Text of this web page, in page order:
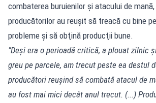
combaterea buruienilor şi atacului de
producătorilor au reuşit să treacă cu bine
probleme şi să obţină producţii bune.
"Deşi era o perioadă critică, a plouat zilnic
greu pe parcele, am trecut peste ea destul
producători reuşind să combată atacul de
au fost mai mici decât anul trecut. (...)